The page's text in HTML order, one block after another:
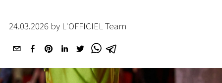
24.03.2026 by L'OFFICIEL Team